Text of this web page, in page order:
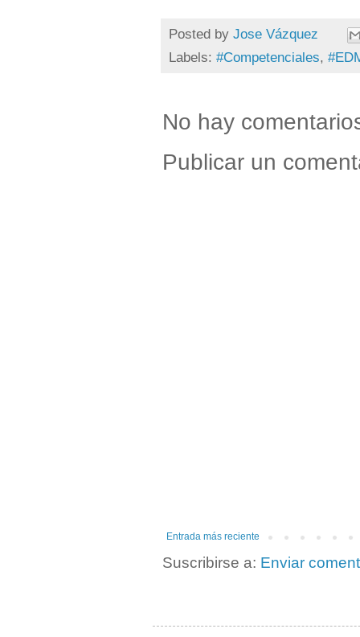
Posted by Jose Vázquez
Labels: #Competenciales,
No hay
Publicar un
Entrada más reciente
Suscribirse a: Enviar